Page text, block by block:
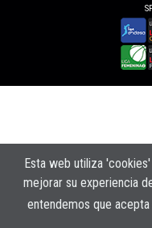
Esta web utiliza
mejorar su experiencia
entendemos que acepta